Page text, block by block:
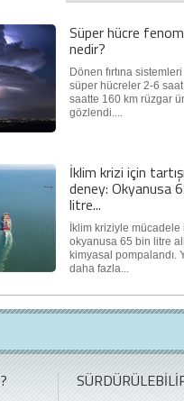
Süper hücre
nedir?
Dönen fırtına
süper hücreler 2-6
saatte 160 km rüzgar
gözlendi....
İklim krizi için
deney: Okyanusa
litre...
İklim kriziyle mücadele
okyanusa 65 bin litre
kimyasal pompalandı.
daha fazla...